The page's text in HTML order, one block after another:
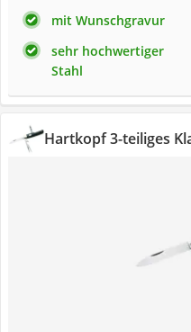
mit Wunschgravur
sehr hochwertiger
Stahl
Hartkopf 3-teiliges